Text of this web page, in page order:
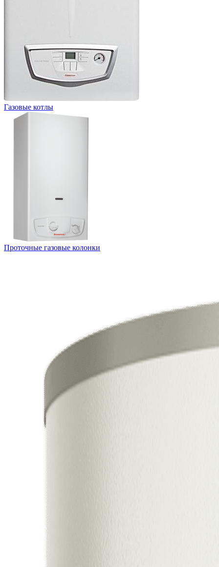
Газовые котлы
Проточные газовые колонки